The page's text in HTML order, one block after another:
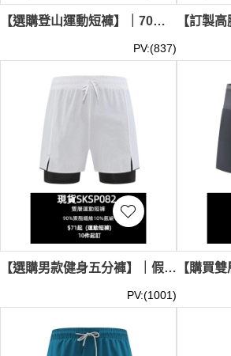
【選購登山運動短褲】｜70支精梳登山布｜純色設計｜雙側拉鏈口袋｜現貨主推｜腰部彈力筋｜運動短褲批發 SKSP084-LT-HW202#
PV:(837)
【選購男款健身五分褲】｜假兩件式設計｜鬆緊抽繩褲腰｜內層緊身打底｜現貨主推｜外層網格面料｜五分短褲專門店 SKSP082-MBTY-267#
PV:(1001)